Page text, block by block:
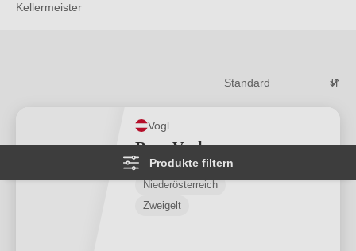
Kellermeister
Produkte filtern
Vogl
Rosa Vogl
Niederösterreich
Zweigelt